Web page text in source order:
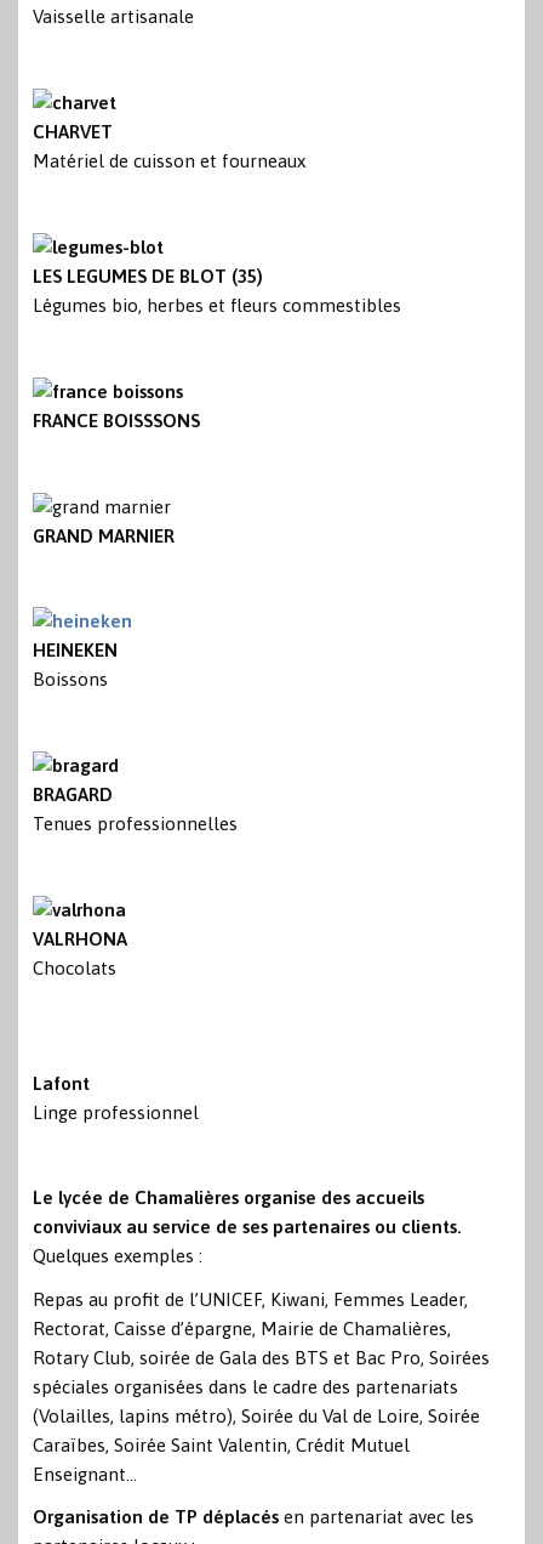
Vaisselle artisanale
CHARVET
Matériel de cuisson et fourneaux
LES LEGUMES DE BLOT (35)
Légumes bio, herbes et fleurs commestibles
FRANCE BOISSSONS
GRAND MARNIER
HEINEKEN
Boissons
BRAGARD
Tenues professionnelles
VALRHONA
Chocolats
Lafont
Linge professionnel
Le lycée de Chamalières organise des accueils
conviviaux au service de ses partenaires ou clients.
Quelques exemples :
Repas au profit de l’UNICEF, Kiwani, Femmes Leader,
Rectorat, Caisse d’épargne, Mairie de Chamalières,
Rotary Club, soirée de Gala des BTS et Bac Pro, Soirées
spéciales organisées dans le cadre des partenariats
(Volailles, lapins métro), Soirée du Val de Loire, Soirée
Caraïbes, Soirée Saint Valentin, Crédit Mutuel
Enseignant…
Organisation de TP déplacésen partenariat avec les